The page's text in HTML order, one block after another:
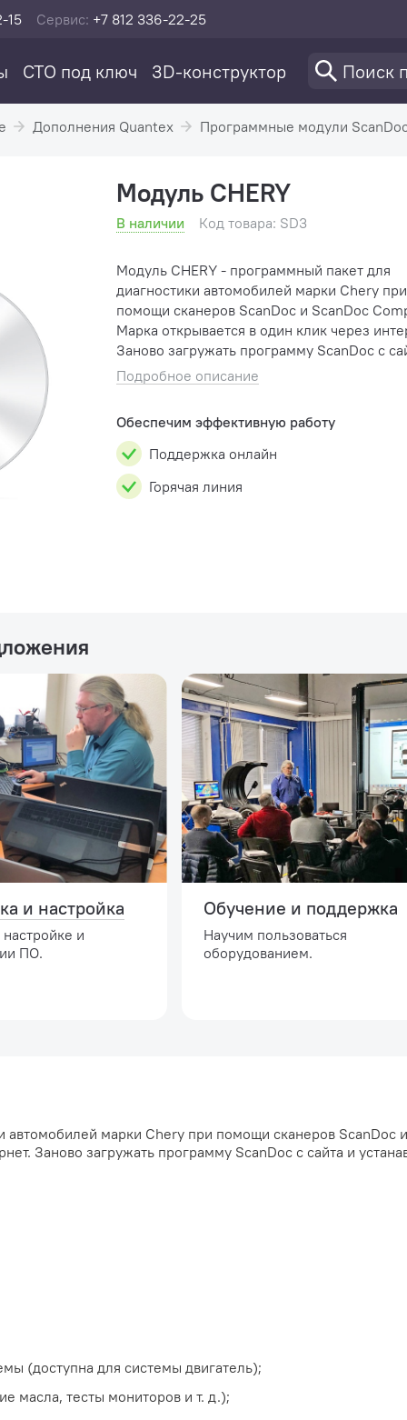
15 Сервис: +7 812 336-22-25
СТО под ключ 3D-конструктор
Дополнения Quantex Программные модули ScanDoc
Модуль CHERY
В наличии Код товара: SD3
Модуль CHERY - программный пакет для
диагностики автомобилей марки Chery при
помощи сканеров ScanDoc и ScanDoc
Марка открывается в один клик через
Заново загружать программу ScanDoc с
устанавливать ее не нужно. Функции модуля
Получение информации об автомобил...
Подробное описание
Обеспечим эффективную работу
Поддержка онлайн
Горячая линия
и настройка
и
ПО.
Обучение и поддержка
Научим пользоваться
оборудованием.
автомобилей марки Chery при помощи сканеров ScanDoc
Заново загружать программу ScanDoc с сайта и
(доступна для системы двигатель);
масла, тесты мониторов и т. д.);